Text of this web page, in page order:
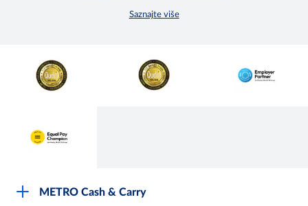
Saznajte više
METRO Cash & Carry